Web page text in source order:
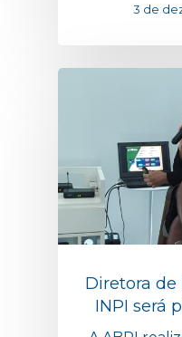
3 de
Diretora
INPI será